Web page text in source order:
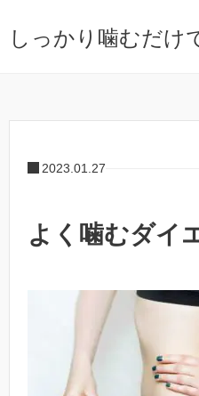
しっかり噛むだけ
2023.01.27
よく噛むダイ